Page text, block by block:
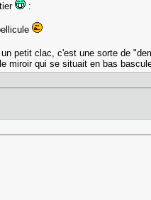
:
petit clac, c'est une sorte de
miroir qui se situait en bas